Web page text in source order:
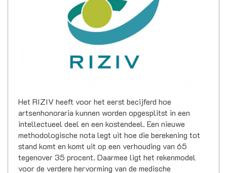
Het RIZIV heeft voor het eerst becijferd hoe
artsenhonoraria kunnen worden opgesplitst in een
intellectueel deel en een kostendeel. Een nieuwe
methodologische nota legt uit hoe die berekening tot
stand komt en komt uit op een verhouding van 65
tegenover 35 procent. Daarmee ligt het rekenmodel
voor de verdere hervorming van de medische